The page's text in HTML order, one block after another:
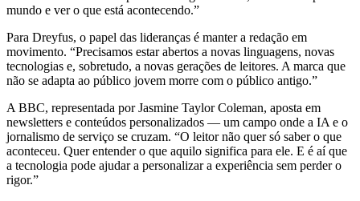
mundo e ver o que está acontecendo.”
Para Dreyfus, o papel das lideranças é manter a redação em
movimento. “Precisamos estar abertos a novas linguagens, novas
tecnologias e, sobretudo, a novas gerações de leitores. A marca que
não se adapta ao público jovem morre com o público antigo.”
A BBC, representada por Jasmine Taylor Coleman, aposta em
newsletters e conteúdos personalizados — um campo onde a IA e o
jornalismo de serviço se cruzam. “O leitor não quer só saber o que
aconteceu. Quer entender o que aquilo significa para ele. E é aí que
a tecnologia pode ajudar a personalizar a experiência sem perder o
rigor.”